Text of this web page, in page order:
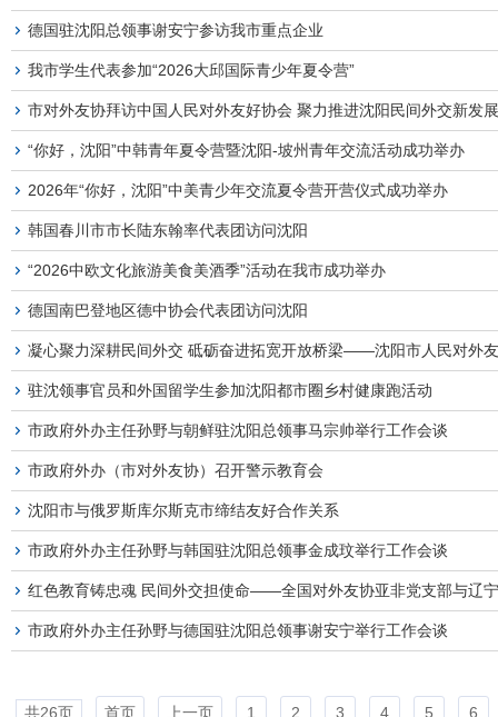
德国驻沈阳总领事谢安宁参访我市重点企业
我市学生代表参加“2026大邱国际青少年夏令营”
市对外友协拜访中国人民对外友好协会 聚力推进沈阳民间外交新发展
“你好，沈阳”中韩青年夏令营暨沈阳-坡州青年交流活动成功举办
2026年“你好，沈阳”中美青少年交流夏令营开营仪式成功举办
韩国春川市市长陆东翰率代表团访问沈阳
“2026中欧文化旅游美食美酒季”活动在我市成功举办
德国南巴登地区德中协会代表团访问沈阳
驻沈领事官员和外国留学生参加沈阳都市圈乡村健康跑活动
市政府外办主任孙野与朝鲜驻沈阳总领事马宗帅举行工作会谈
市政府外办（市对外友协）召开警示教育会
沈阳市与俄罗斯库尔斯克市缔结友好合作关系
市政府外办主任孙野与韩国驻沈阳总领事金成玟举行工作会谈
市政府外办主任孙野与德国驻沈阳总领事谢安宁举行工作会谈
共26页 首页 上一页 1 2 3 4 5 6